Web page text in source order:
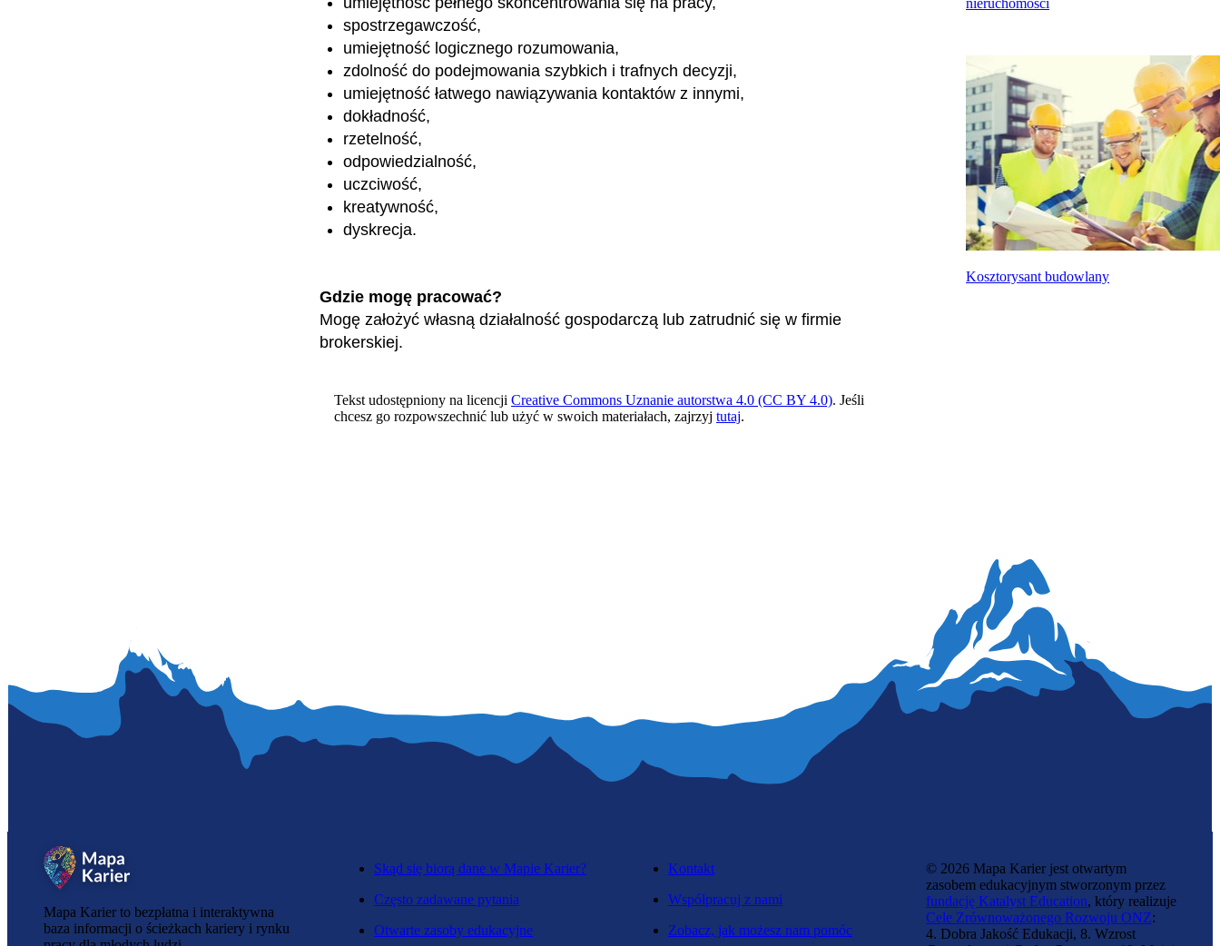
spostrzegawczość,
umiejętność logicznego rozumowania,
zdolność do podejmowania szybkich i trafnych decyzji,
umiejętność łatwego nawiązywania kontaktów z innymi,
dokładność,
rzetelność,
odpowiedzialność,
uczciwość,
kreatywność,
dyskrecja.
Gdzie mogę pracować?
Mogę założyć własną działalność gospodarczą lub zatrudnić się w firmie
brokerskiej.
Tekst udostępniony na licencji Creative Commons Uznanie autorstwa 4.0 (CC BY 4.0). Jeśli
chcesz go rozpowszechnić lub użyć w swoich materiałach, zajrzyj tutaj.
Kosztorysant budowlany
Mapa Karier to bezpłatna i interaktywna
baza informacji o ścieżkach kariery i rynku
Skąd się biorą dane w Mapie Karier?
Często zadawane pytania
Otwarte zasoby edukacyjne
Kontakt
Współpracuj z nami
Zobacz, jak możesz nam pomóc
© 2026 Mapa Karier jest otwartym
zasobem edukacyjnym stworzonym przez
fundację Katalyst Education, który realizuje
Cele Zrównoważonego Rozwoju ONZ:
4. Dobra Jakość Edukacji, 8. Wzrost